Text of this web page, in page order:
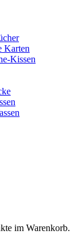
Karten
Kissen
im Warenkorb.